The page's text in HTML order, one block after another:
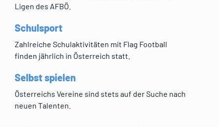
Ligen des AFBÖ.
Schulsport
Zahlreiche Schulaktivitäten mit Flag Football
finden jährlich in Österreich statt.
Selbst spielen
Österreichs Vereine sind stets auf der Suche nach
neuen Talenten.